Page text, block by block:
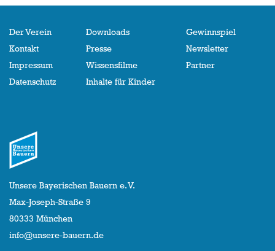
Der Verein
Kontakt
Impressum
Datenschutz
Downloads
Presse
Wissensfilme
Inhalte für Kinder
Gewinnspiel
Newsletter
Partner
Unsere Bayerischen Bauern e. V.
Max-Joseph-Straße 9
80333 München
info@unsere-bauern.de